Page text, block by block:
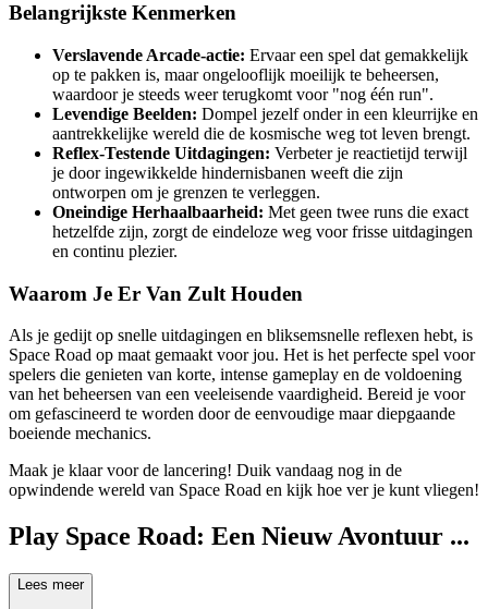
Belangrijkste Kenmerken
Verslavende Arcade-actie: Ervaar een spel dat gemakkelijk
op te pakken is, maar ongelooflijk moeilijk te beheersen,
waardoor je steeds weer terugkomt voor "nog één run".
Levendige Beelden: Dompel jezelf onder in een kleurrijke en
aantrekkelijke wereld die de kosmische weg tot leven brengt.
Reflex-Testende Uitdagingen: Verbeter je reactietijd terwijl
je door ingewikkelde hindernisbanen weeft die zijn
ontworpen om je grenzen te verleggen.
Oneindige Herhaalbaarheid: Met geen twee runs die exact
hetzelfde zijn, zorgt de eindeloze weg voor frisse uitdagingen
en continu plezier.
Waarom Je Er Van Zult Houden
Als je gedijt op snelle uitdagingen en bliksemsnelle reflexen hebt, is
Space Road op maat gemaakt voor jou. Het is het perfecte spel voor
spelers die genieten van korte, intense gameplay en de voldoening
van het beheersen van een veeleisende vaardigheid. Bereid je voor
om gefascineerd te worden door de eenvoudige maar diepgaande
boeiende mechanics.
Maak je klaar voor de lancering! Duik vandaag nog in de
opwindende wereld van Space Road en kijk hoe ver je kunt vliegen!
Play Space Road: Een Nieuw Avontuur ...
Wacht!
Lees meer